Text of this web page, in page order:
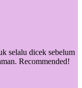
selalu dicek sebelum
Recommended!